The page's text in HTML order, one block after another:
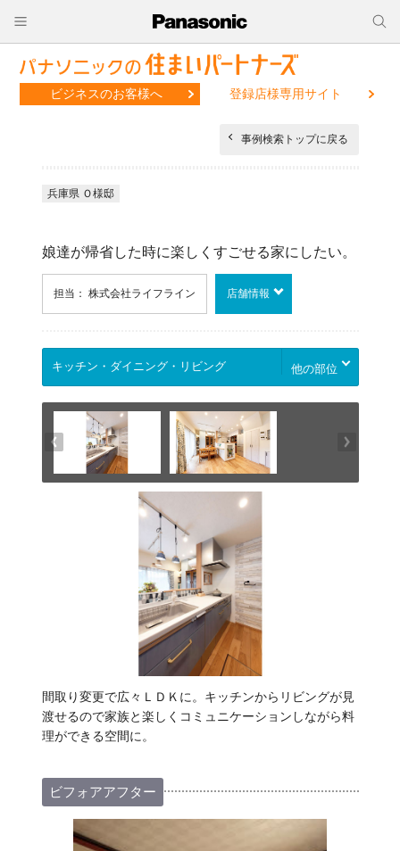
ビジネスのお客様へ 登録店様専用サイト
事例検索トップに戻る
兵庫県 Ｏ様邸
娘達が帰省した時に楽しくすごせる家にしたい。
担当： 株式会社ライフライン 店舗情報
他の部位
間取り変更で広々ＬＤＫに。キッチンからリビングが見
渡せるので家族と楽しくコミュニケーションしながら料
理ができる空間に。
ビフォアアフター